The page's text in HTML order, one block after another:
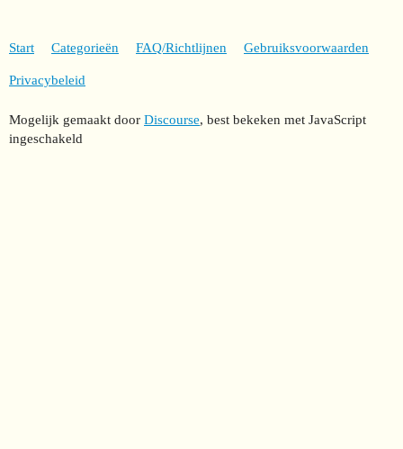
Start Categorieën FAQ/Richtlijnen Gebruiksvoorwaarden
Privacybeleid
Mogelijk gemaakt door Discourse, best bekeken met JavaScript
ingeschakeld